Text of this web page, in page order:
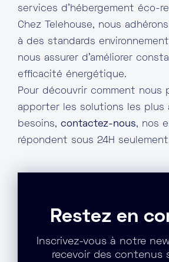
services d’hébergement éco-
Chez Telehouse, nous
à des standards
nous assurer d’améliorer
efficacité énergétique.
Pour découvrir comment nous
apporter les solutions les plus
besoins, contactez-nous, nos
répondent sous 24H
Restez en
Inscrivez-vous à notre
recevoir des contenus